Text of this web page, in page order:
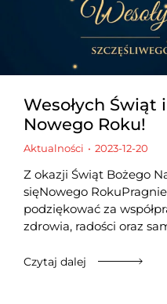
Wesołych Świąt
Nowego Roku!
Aktualności 2023-12-20
Z okazji Świąt Bożego
sięNowego
podziękować za
zdrowia, radości oraz
Czytaj dalej